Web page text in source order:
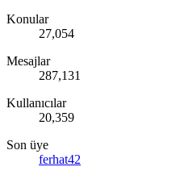
Konular
27,054
Mesajlar
287,131
Kullanıcılar
20,359
Son üye
ferhat42